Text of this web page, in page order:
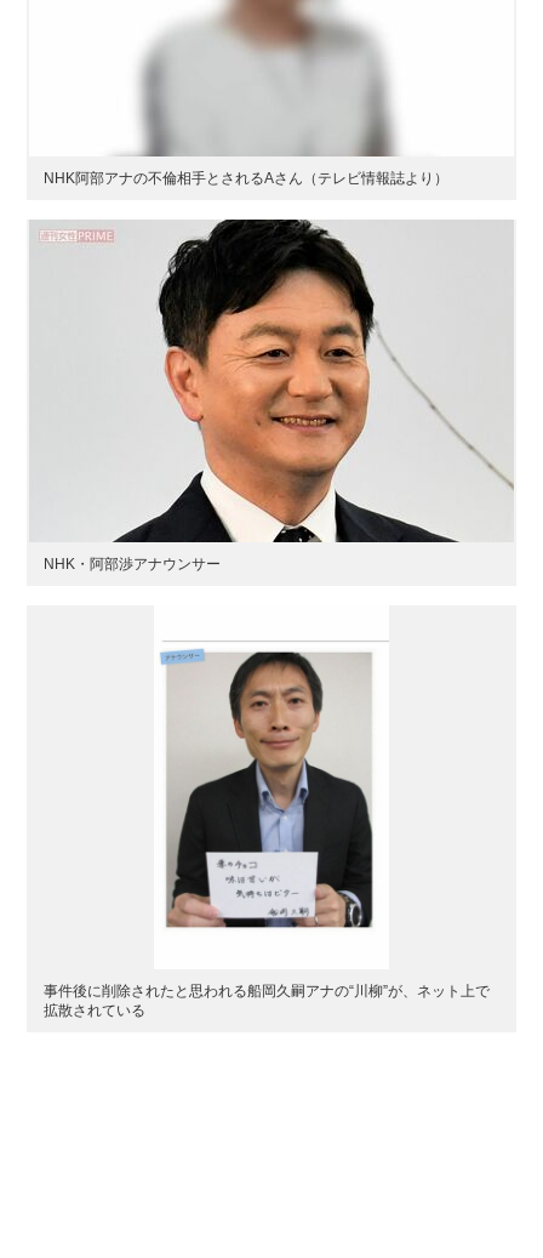
NHK阿部アナの不倫相手とされるAさん（テレビ情報誌より）
NHK・阿部渉アナウンサー
事件後に削除されたと思われる船岡久嗣アナの“川柳”が、ネット上で
拡散されている